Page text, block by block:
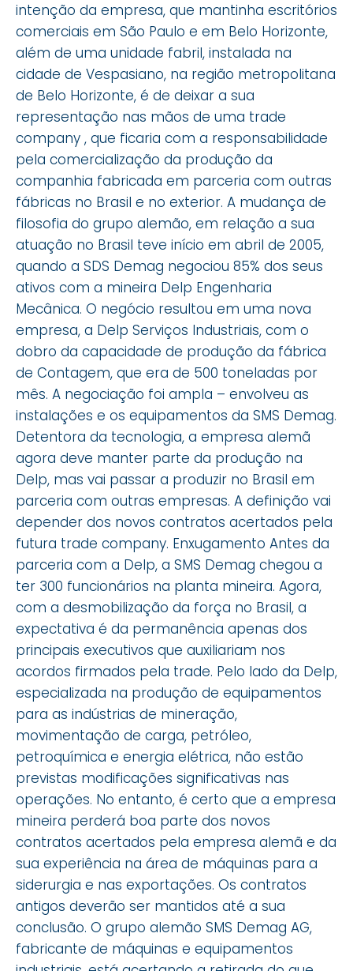
intenção da empresa, que mantinha escritórios
comerciais em São Paulo e em Belo Horizonte,
além de uma unidade fabril, instalada na
cidade de Vespasiano, na região metropolitana
de Belo Horizonte, é de deixar a sua
representação nas mãos de uma trade
company , que ficaria com a responsabilidade
pela comercialização da produção da
companhia fabricada em parceria com outras
fábricas no Brasil e no exterior. A mudança de
filosofia do grupo alemão, em relação a sua
atuação no Brasil teve início em abril de 2005,
quando a SDS Demag negociou 85% dos seus
ativos com a mineira Delp Engenharia
Mecânica. O negócio resultou em uma nova
empresa, a Delp Serviços Industriais, com o
dobro da capacidade de produção da fábrica
de Contagem, que era de 500 toneladas por
mês. A negociação foi ampla – envolveu as
instalações e os equipamentos da SMS Demag.
Detentora da tecnologia, a empresa alemã
agora deve manter parte da produção na
Delp, mas vai passar a produzir no Brasil em
parceria com outras empresas. A definição vai
depender dos novos contratos acertados pela
futura trade company. Enxugamento Antes da
parceria com a Delp, a SMS Demag chegou a
ter 300 funcionários na planta mineira. Agora,
com a desmobilização da força no Brasil, a
expectativa é da permanência apenas dos
principais executivos que auxiliariam nos
acordos firmados pela trade. Pelo lado da Delp,
especializada na produção de equipamentos
para as indústrias de mineração,
movimentação de carga, petróleo,
petroquímica e energia elétrica, não estão
previstas modificações significativas nas
operações. No entanto, é certo que a empresa
mineira perderá boa parte dos novos
contratos acertados pela empresa alemã e da
sua experiência na área de máquinas para a
siderurgia e nas exportações. Os contratos
antigos deverão ser mantidos até a sua
conclusão. O grupo alemão SMS Demag AG,
fabricante de máquinas e equipamentos